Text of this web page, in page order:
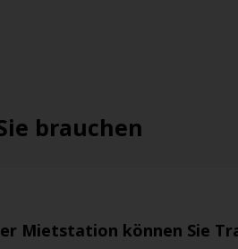
brauchen
Mietstation können Sie